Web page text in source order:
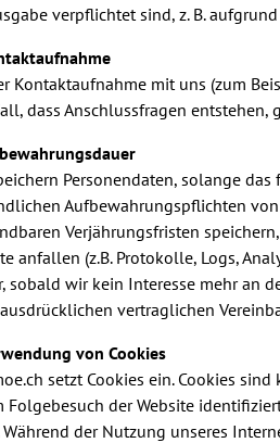
verpflichtet sind, z. B.
Kontaktaufnahme mit uns (zum
dass Anschlussfragen entstehen,
Personendaten, solange
Aufbewahrungspflichten
Verjährungsfristen
anfallen (z.B. Protokolle, Logs,
sobald wir kein Interesse mehr an
vertraglichen
von Cookies
setzt Cookies ein. Cookies
Folgebesuch der Website
Während der Nutzung unseres